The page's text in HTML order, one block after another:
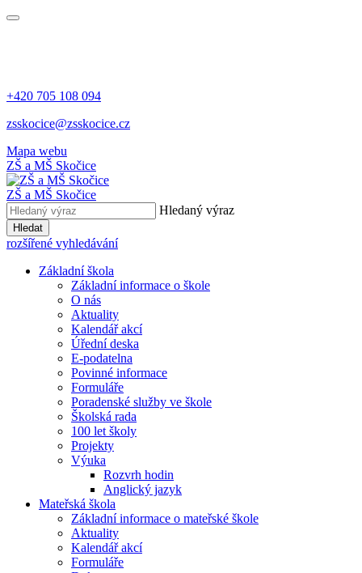
+420 705 108 094
zsskocice@zsskocice.cz
Mapa webu
ZŠ a MŠ Skočice
ZŠ a MŠ Skočice
Hledaný výraz
Hledat
rozšířené vyhledávání
Základní škola
Základní informace o škole
O nás
Aktuality
Kalendář akcí
Úřední deska
E-podatelna
Povinné informace
Formuláře
Poradenské služby ve škole
Školská rada
100 let školy
Projekty
Výuka
Rozvrh hodin
Anglický jazyk
Mateřská škola
Základní informace o mateřské škole
Aktuality
Kalendář akcí
Formuláře